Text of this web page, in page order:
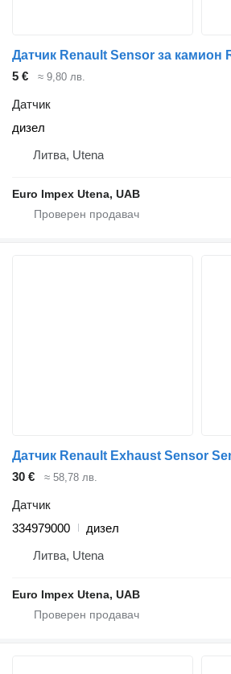
Датчик Renault Sensor за камион
5 €
≈ 9,80 лв.
Датчик
дизел
Литва, Utena
Euro Impex Utena, UAB
30 € ≈ 58,78 лв.
Датчик
334979000
дизел
Литва, Utena
Euro Impex Utena, UAB